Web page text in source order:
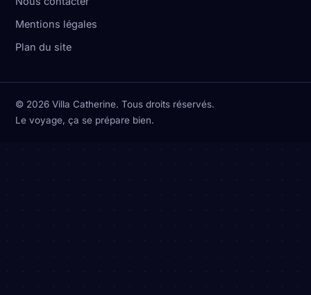
Mentions légales
Plan du site
© 2026 Villa Catherine. Tous droits réservés.
Le voyage, ça se prépare bien.